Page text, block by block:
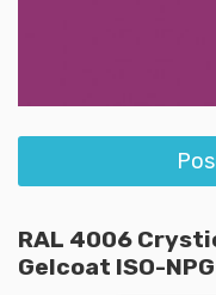
RAL 4006
Gelcoat ISO-